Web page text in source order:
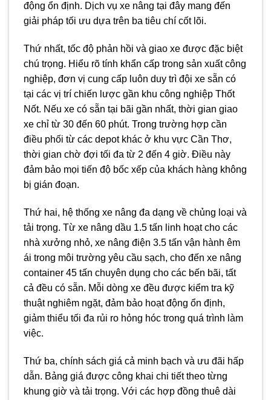
động ổn định. Dịch vụ xe nâng tại đây mang đến
giải pháp tối ưu dựa trên ba tiêu chí cốt lõi.
Thứ nhất, tốc độ phản hồi và giao xe được đặc biệt
chú trọng. Hiểu rõ tính khẩn cấp trong sản xuất công
nghiệp, đơn vị cung cấp luôn duy trì đội xe sẵn có
tại các vị trí chiến lược gần khu công nghiệp Thốt
Nốt. Nếu xe có sẵn tại bãi gần nhất, thời gian giao
xe chỉ từ 30 đến 60 phút. Trong trường hợp cần
điều phối từ các depot khác ở khu vực Cần Thơ,
thời gian chờ đợi tối đa từ 2 đến 4 giờ. Điều này
đảm bảo mọi tiến độ bốc xếp của khách hàng không
bị gián đoạn.
Thứ hai, hệ thống xe nâng đa dạng về chủng loại và
tải trọng. Từ xe nâng dầu 1.5 tấn linh hoạt cho các
nhà xưởng nhỏ, xe nâng điện 3.5 tấn vận hành êm
ái trong môi trường yêu cầu sạch, cho đến xe nâng
container 45 tấn chuyên dụng cho các bến bãi, tất
cả đều có sẵn. Mỗi dòng xe đều được kiểm tra kỹ
thuật nghiêm ngặt, đảm bảo hoạt động ổn định,
giảm thiểu tối đa rủi ro hỏng hóc trong quá trình làm
việc.
Thứ ba, chính sách giá cả minh bạch và ưu đãi hấp
dẫn. Bảng giá được công khai chi tiết theo từng
khung giờ và tải trọng. Với các hợp đồng thuê dài